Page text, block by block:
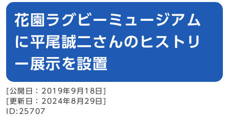
花園ラグビーミュージアム
に平尾誠二さんのヒストリ
ー展示を設置
[公開日：2019年9月18日]
[更新日：2024年8月29日]
ID:25707